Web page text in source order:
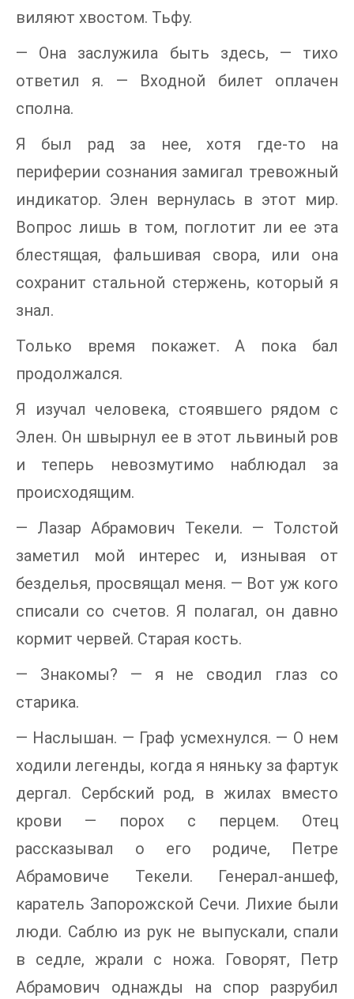
виляют хвостом. Тьфу.
— Она заслужила быть здесь, — тихо
ответил я. — Входной билет оплачен
сполна.
Я был рад за нее, хотя где-то на
периферии сознания замигал тревожный
индикатор. Элен вернулась в этот мир.
Вопрос лишь в том, поглотит ли ее эта
блестящая, фальшивая свора, или она
сохранит стальной стержень, который я
знал.
Только время покажет. А пока бал
продолжался.
Я изучал человека, стоявшего рядом с
Элен. Он швырнул ее в этот львиный ров
и теперь невозмутимо наблюдал за
происходящим.
— Лазар Абрамович Текели. — Толстой
заметил мой интерес и, изнывая от
безделья, просвящал меня. — Вот уж кого
списали со счетов. Я полагал, он давно
кормит червей. Старая кость.
— Знакомы? — я не сводил глаз со
старика.
— Наслышан. — Граф усмехнулся. — О нем
ходили легенды, когда я няньку за фартук
дергал. Сербский род, в жилах вместо
крови — порох с перцем. Отец
рассказывал о его родиче, Петре
Абрамовиче Текели. Генерал-аншеф,
каратель Запорожской Сечи. Лихие были
люди. Саблю из рук не выпускали, спали
в седле, жрали с ножа. Говорят, Петр
Абрамович однажды на спор разрубил